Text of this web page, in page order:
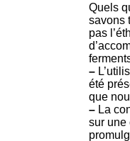
Quels
savons
pas
–
été
que
– La
sur une